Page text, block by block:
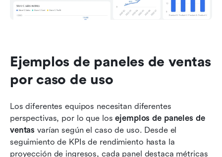
Ejemplos de paneles de ventas
por caso de uso
Los diferentes equipos necesitan diferentes
perspectivas, por lo que los ejemplos de paneles de
ventas varían según el caso de uso. Desde el
seguimiento de KPIs de rendimiento hasta la
proyección de ingresos, cada panel destaca métricas